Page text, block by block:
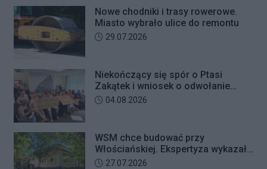
Nowe chodniki i trasy rowerowe.
Miasto wybrało ulice do remontu
Data dodania artykułu:
29.07.2026
Niekończący się spór o Ptasi
Zakątek i wniosek o odwołanie
przewodniczącego Rady Dzielnicy
Data dodania artykułu:
04.08.2026
WSM chce budować przy
Włościańskiej. Ekspertyza wykazała
problemy z gruntem pod
Data dodania artykułu:
27.07.2026